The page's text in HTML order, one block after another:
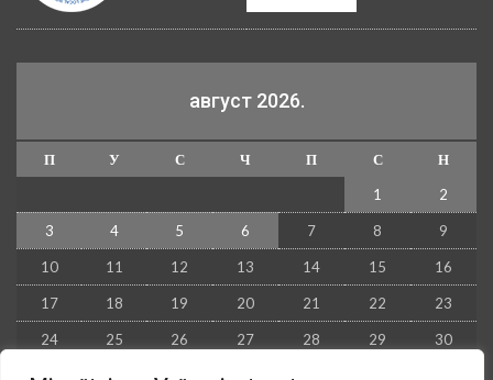
август 2026.
П У С Ч П С
Н
1
2
3 4 5 6 7 8 9
10 11 12 13 14 15 16
17 18 19 20 21 22 23
24 25 26 27 28 29 30
31